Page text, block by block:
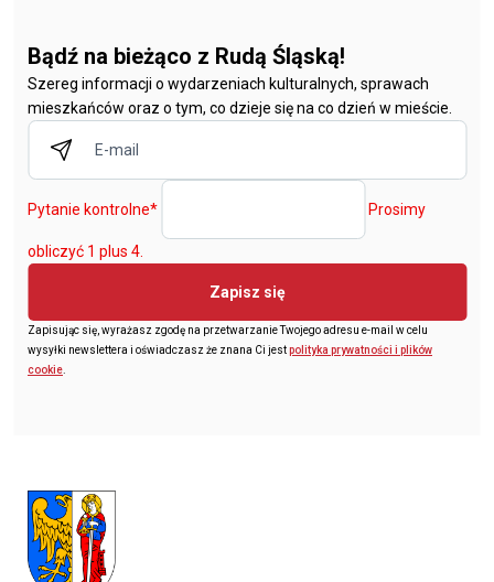
Bądź na bieżąco z Rudą Śląską!
Szereg informacji o wydarzeniach kulturalnych, sprawach
mieszkańców oraz o tym, co dzieje się na co dzień w mieście.
Pytanie kontrolne* Prosimy
obliczyć 1 plus 4.
Zapisz się
Zapisując się, wyrażasz zgodę na przetwarzanie Twojego adresu e-mail w celu
wysyłki newslettera i oświadczasz że znana Ci jestpolityka prywatności i plików
cookie